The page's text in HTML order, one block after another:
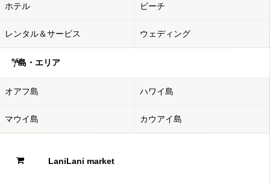
ホテル ビーチ
レンタル＆サービス ウェディング
島・エリア
オアフ島 ハワイ島
マウイ島 カウアイ島
LaniLani market